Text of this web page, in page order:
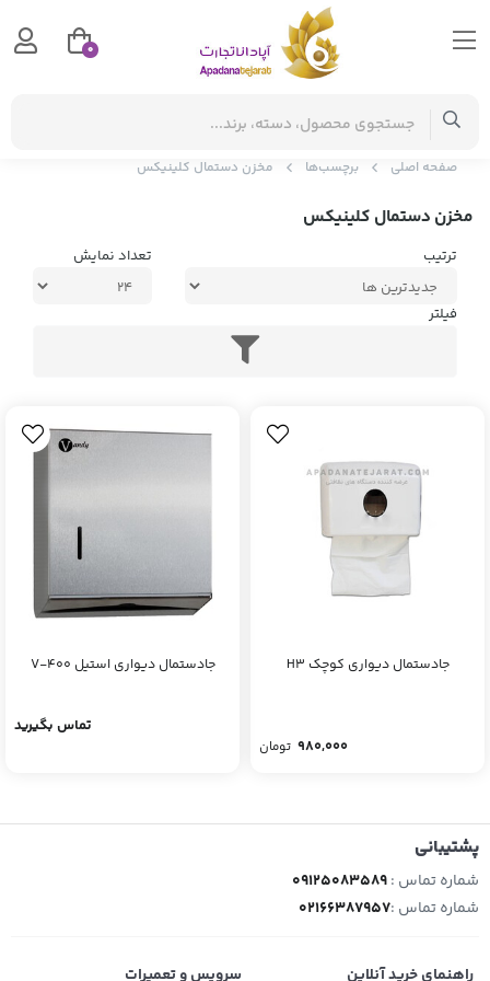
صفحه اصلی برچسب‌ها مخزن دستمال کلینیکس
مخزن دستمال کلینیکس
ترتیب تعداد نمایش
فیلتر
جادستمال دیواری کوچک H3
980,000 تومان
جادستمال دیواری استیل V-400
تماس بگیرید
پشتیبانی
شماره تماس :09125083589
شماره تماس :02166387957
راهنمای خرید آنلاین سرویس و تعمیرات
0